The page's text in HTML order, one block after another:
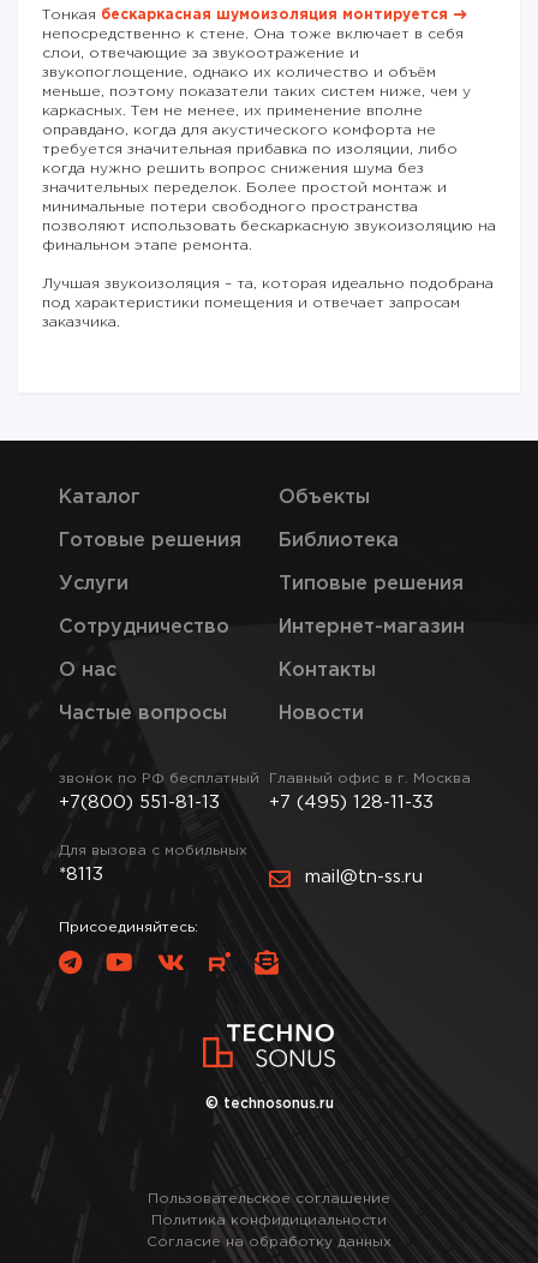
Тонкая бескаркасная шумоизоляция монтируется
непосредственно к стене. Она тоже включает в себя
слои, отвечающие за звукоотражение и
звукопоглощение, однако их количество и объём
меньше, поэтому показатели таких систем ниже, чем у
каркасных. Тем не менее, их применение вполне
оправдано, когда для акустического комфорта не
требуется значительная прибавка по изоляции, либо
когда нужно решить вопрос снижения шума без
значительных переделок. Более простой монтаж и
минимальные потери свободного пространства
позволяют использовать бескаркасную звукоизоляцию на
финальном этапе ремонта.
Лучшая звукоизоляция – та, которая идеально подобрана
под характеристики помещения и отвечает запросам
заказчика.
© technosonus.ru
Пользовательское соглашение
Политика конфидициальности
Согласие на обработку данных
Каталог
Готовые решения
Услуги
Сотрудничество
О нас
Частые вопросы
Объекты
Библиотека
Типовые решения
Интернет-магазин
Контакты
Новости
звонок по РФ бесплатный
+7(800) 551-81-13
Главный офис в г. Москва
+7 (495) 128-11-33
Для вызова с мобильных
*8113 mail@tn-ss.ru
Присоединяйтесь: